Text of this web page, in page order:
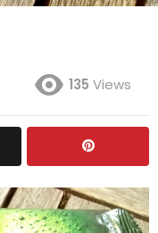
135 Views